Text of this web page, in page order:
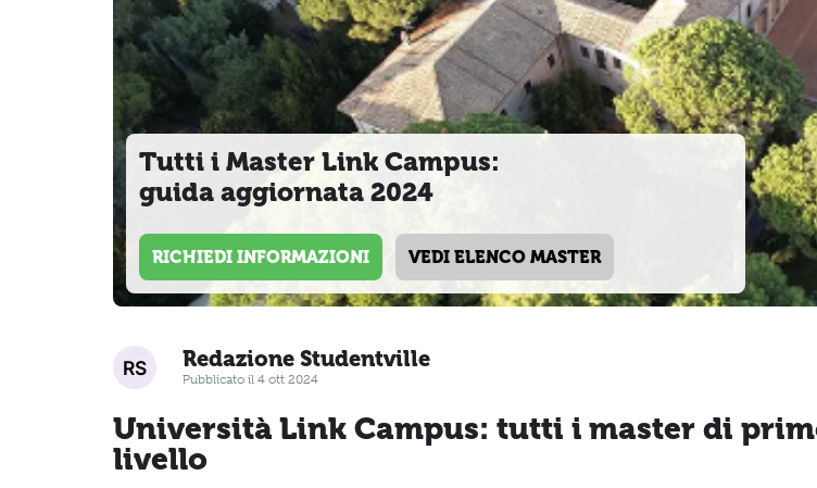
Tutti i Master Link Campus:
guida aggiornata 2024
RICHIEDI INFORMAZIONI VEDI ELENCO MASTER
Redazione Studentville
Pubblicato il 4 ott 2024
Università Link Campus: tutti i master di
livello